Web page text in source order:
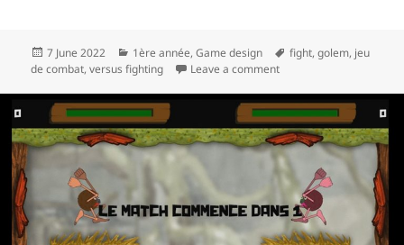
Posted
on
7 June 2022 Categories
1ère année,Game design Tags
fight,golem, jeu
de combat,versus fighting Leave a commenton Rubble Rumble /